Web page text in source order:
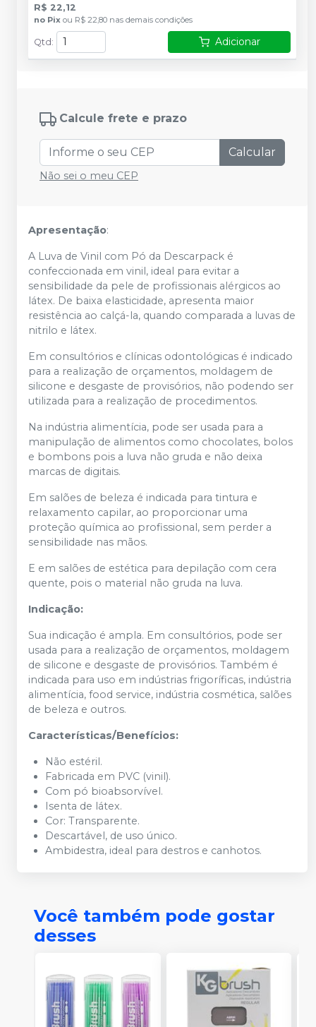
R$ 22,12
no Pix ou R$ 22,80 nas demais condições
Qtd: Adicionar
Calcule frete e prazo
Calcular
Não sei o meu CEP
Apresentação:
A Luva de Vinil com Pó da Descarpack é
confeccionada em vinil, ideal para evitar a
sensibilidade da pele de profissionais alérgicos ao
látex. De baixa elasticidade, apresenta maior
resistência ao calçá-la, quando comparada a luvas de
nitrilo e látex.
Em consultórios e clínicas odontológicas é indicado
para a realização de orçamentos, moldagem de
silicone e desgaste de provisórios, não podendo ser
utilizada para a realização de procedimentos.
Na indústria alimentícia, pode ser usada para a
manipulação de alimentos como chocolates, bolos
e bombons pois a luva não gruda e não deixa
marcas de digitais.
Em salões de beleza é indicada para tintura e
relaxamento capilar, ao proporcionar uma
proteção química ao profissional, sem perder a
sensibilidade nas mãos.
E em salões de estética para depilação com cera
quente, pois o material não gruda na luva.
Indicação:
Sua indicação é ampla. Em consultórios, pode ser
usada para a realização de orçamentos, moldagem
de silicone e desgaste de provisórios. Também é
indicada para uso em indústrias frigoríficas, indústria
alimentícia, food service, indústria cosmética, salões
de beleza e outros.
Características/Benefícios:
Não estéril.
Fabricada em PVC (vinil).
Com pó bioabsorvível.
Isenta de látex.
Cor: Transparente.
Descartável, de uso único.
Ambidestra, ideal para destros e canhotos.
Você também pode gostar
desses